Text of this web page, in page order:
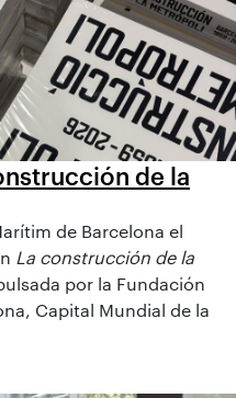
de la
de Barcelona el
La construcción de la
por la Fundación
Capital Mundial de la